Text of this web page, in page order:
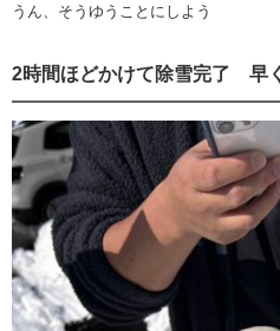
うん、そうゆうことにしよう
2時間ほどかけて除雪完了 早